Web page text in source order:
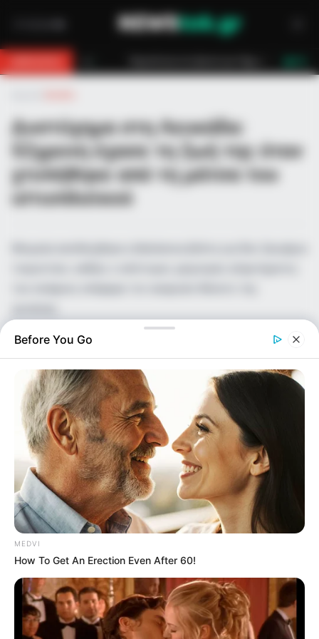
Δυστύχημα στη Λευκάδα:
52χρονη έχασε τη ζωή της όταν
χτυπήθηκε από τη μάτσα του
ιστιοπλοϊκού
NT Επιμέλεια
Δημοσίευση
27/06/2026, 23:42 · 11:42 ΜΜ
Τελευταία ενημέρωση
27/06/2026, 23:42 · 11:42 ΜΜ
Ελλάδα
Before You Go
MEDVI
How To Get An Erection Even After 60!